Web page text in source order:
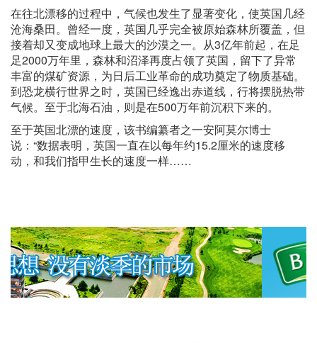
在往北漂移的过程中，气候也发生了显著变化，使英国几经
沧海桑田。曾经一度，英国几乎完全被原始森林所覆盖，但
接着却又变成地球上最大的沙漠之一。从3亿年前起，在足
足2000万年里，森林和沼泽再度占领了英国，留下了异常
丰富的煤矿资源，为日后工业革命的成功奠定了物质基础。
到恐龙横行世界之时，英国已经逸出赤道线，行将摆脱热带
气候。至于北海石油，则是在500万年前沉积下来的。
至于英国北漂的速度，该书编纂者之一安阿莫尔博士
说：“数据表明，英国一直在以每年约15.2厘米的速度移
动，和我们指甲生长的速度一样……